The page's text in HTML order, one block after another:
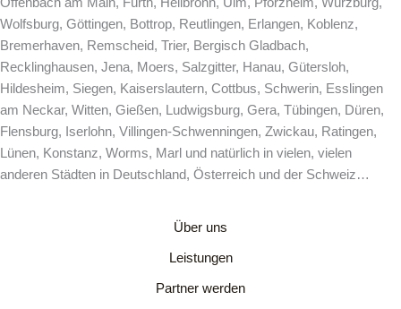
Wolfsburg, Göttingen, Bottrop, Reutlingen, Erlangen, Koblenz,
Bremerhaven, Remscheid, Trier, Bergisch Gladbach,
Recklinghausen, Jena, Moers, Salzgitter, Hanau, Gütersloh,
Hildesheim, Siegen, Kaiserslautern, Cottbus, Schwerin, Esslingen
am Neckar, Witten, Gießen, Ludwigsburg, Gera, Tübingen, Düren,
Flensburg, Iserlohn, Villingen-Schwenningen, Zwickau, Ratingen,
Lünen, Konstanz, Worms, Marl und natürlich in vielen, vielen
anderen Städten in Deutschland, Österreich und der Schweiz…
Über uns
Leistungen
Partner werden